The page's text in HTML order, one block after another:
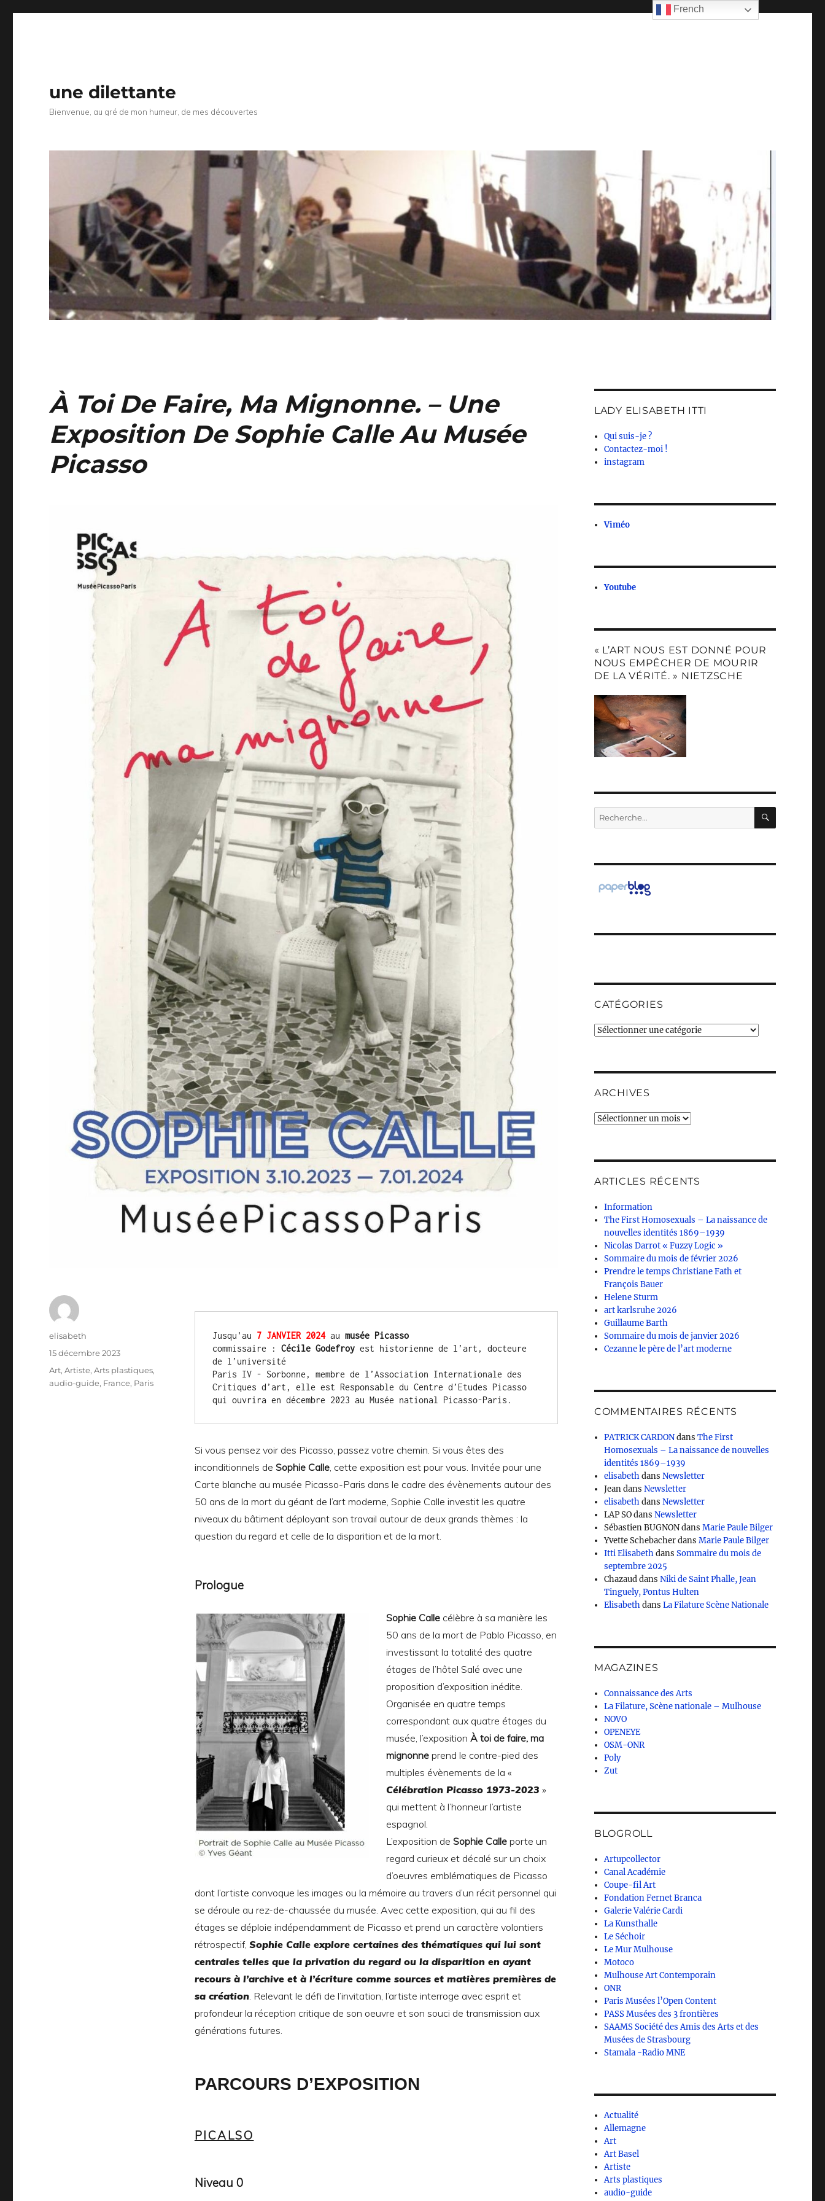
une dilettante
Bienvenue, au gré de mon humeur, de mes découvertes
À Toi De Faire, Ma Mignonne. – Une
Exposition De Sophie Calle Au Musée
Picasso
Jusqu'au 7 JANVIER 2024 au musée Picasso
commissaire : Cécile Godefroy est historienne de l’art, docteure
de l’université
Paris IV - Sorbonne, membre de l’Association Internationale des
Critiques d’art, elle est Responsable du Centre d’Etudes Picasso
qui ouvrira en décembre 2023 au Musée national Picasso-Paris.
Si vous pensez voir des Picasso, passez votre chemin. Si vous êtes des
inconditionnels de Sophie Calle, cette exposition est pour vous. Invitée pour une
Carte blanche au musée Picasso-Paris dans le cadre des évènements autour des
50 ans de la mort du géant de l’art moderne, Sophie Calle investit les quatre
niveaux du bâtiment déployant son travail autour de deux grands thèmes : la
question du regard et celle de la disparition et de la mort.
Prologue
Sophie Callecélèbre à sa manière les
50 ans de la mort de Pablo Picasso, en
investissant la totalité des quatre
étages de l’hôtel Salé avec une
proposition d’exposition inédite.
Organisée en quatre temps
correspondant aux quatre étages du
musée, l’exposition À toi de faire, ma
mignonneprend le contre-pied des
multiples évènements de la «
Célébration Picasso 1973-2023 »
qui mettent à l’honneur l’artiste
espagnol.
L’exposition de Sophie Calleporte un
regard curieux et décalé sur un choix
d’oeuvres emblématiques de Picasso
dont l’artiste convoque les images ou la mémoire au travers d’un récit personnel qui
se déroule au rez-de-chaussée du musée. Avec cette exposition, qui au fil des
étages se déploie indépendamment de Picasso et prend un caractère volontiers
rétrospectif, Sophie Calle explore certaines des thématiques qui lui sont
centrales telles que la privation du regard ou la disparition en ayant
recours à l’archive et à l’écriture comme sources et matières premières de
sa création. Relevant le défi de l’invitation, l’artiste interroge avec esprit et
profondeur la réception critique de son oeuvre et son souci de transmission aux
générations futures.
PARCOURS D’EXPOSITION
PICALSO
Niveau 0
Auteur
elisabeth
Publié
15 décembre 2023
Catégories
Art,Artiste,Arts plastiques,
audio-guide, France, Paris
LADY ELISABETH ITTI
Qui suis-je ?
Contactez-moi !
instagram
Viméo
Youtube
« L’ART NOUS EST DONNÉ POUR
NOUS EMPÊCHER DE MOURIR
DE LA VÉRITÉ. » NIETZSCHE
Recherche
pour :
CATÉGORIES
Catégories
ARCHIVES
Archives
ARTICLES RÉCENTS
Information
The First Homosexuals – La naissance de
nouvelles identités 1869–1939
Nicolas Darrot « Fuzzy Logic »
Sommaire du mois de février 2026
Prendre le temps Christiane Fath et
François Bauer
Helene Sturm
art karlsruhe 2026
Guillaume Barth
Sommaire du mois de janvier 2026
Cezanne le père de l’art moderne
COMMENTAIRES RÉCENTS
PATRICK CARDONdansThe First
Homosexuals – La naissance de nouvelles
identités 1869–1939
elisabethdansNewsletter
JeandansNewsletter
elisabethdansNewsletter
LAP SOdansNewsletter
Sébastien BUGNONdansMarie Paule Bilger
Yvette SchebacherdansMarie Paule Bilger
Itti ElisabethdansSommaire du mois de
septembre 2025
ChazauddansNiki de Saint Phalle, Jean
Tinguely, Pontus Hulten
ElisabethdansLa Filature Scène Nationale
MAGAZINES
Connaissance des Arts
La Filature, Scène nationale – Mulhouse
NOVO
OPENEYE
OSM-ONR
Poly
Zut
BLOGROLL
Artupcollector
Canal Académie
Coupe-fil Art
Fondation Fernet Branca
Galerie Valérie Cardi
La Kunsthalle
Le Séchoir
Le Mur Mulhouse
Motoco
Mulhouse Art Contemporain
ONR
Paris Musées l’Open Content
PASS Musées des 3 frontières
SAAMS Société des Amis des Arts et des
Musées de Strasbourg
Stamala -Radio MNE
Actualité
Allemagne
Art
Art Basel
Artiste
Arts plastiques
audio-guide
French